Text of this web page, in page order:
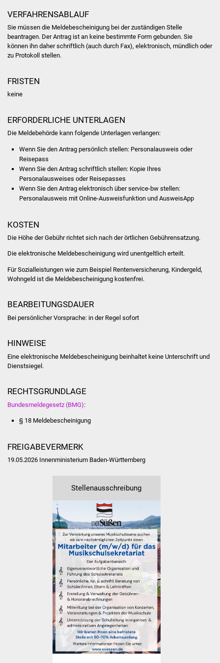
Presse
Lebenslagen
Bürgerinfos
Kindergärten
Kolping-Musikschule
Soziale Einrichtungen
Suenergie
NETZMonitor
Gesundheit und Notfall
Ärzte und Apotheken
Pflege von Angehörigen
Hitzewarnung / UV-
Index
ÖPNV
VERFAHRENSABLAUF
Sie müssen die Meldebescheinigung bei der zuständigen Stelle
beantragen. Der Antrag ist an keine bestimmte Form gebunden. Sie
können ihn daher schriftlich (auch durch Fax), elektronisch, mündlich oder
zu Protokoll stellen.
FRISTEN
keine
ERFORDERLICHE UNTERLAGEN
Die Meldebehörde kann folgende Unterlagen verlangen:
Wenn Sie den Antrag persönlich stellen: Personalausweis oder
Reisepass
Wenn Sie den Antrag schriftlich stellen: Kopie Ihres
Personalausweises oder Reisepasses
Wenn Sie den Antrag elektronisch über service-bw stellen:
Personalausweis mit Online-Ausweisfunktion und AusweisApp
KOSTEN
Die Höhe der Gebühr richtet sich nach der örtlichen Gebührensatzung.
Die elektronische Meldebescheinigung wird unentgeltlich erteilt.
Für Sozialleistungen wie zum Beispiel Rentenversicherung, Kindergeld,
Wohngeld ist die Meldebescheinigung kostenfrei.
BEARBEITUNGSDAUER
Bei persönlicher Vorsprache: in der Regel sofort
HINWEISE
Eine elektronische Meldebescheinigung beinhaltet keine Unterschrift und
Dienstsiegel.
RECHTSGRUNDLAGE
Bundesmeldegesetz (BMG):
§ 18 Meldebescheinigung
FREIGABEVERMERK
19.05.2026 Innenministerium Baden-Württemberg
Stellenausschreibung